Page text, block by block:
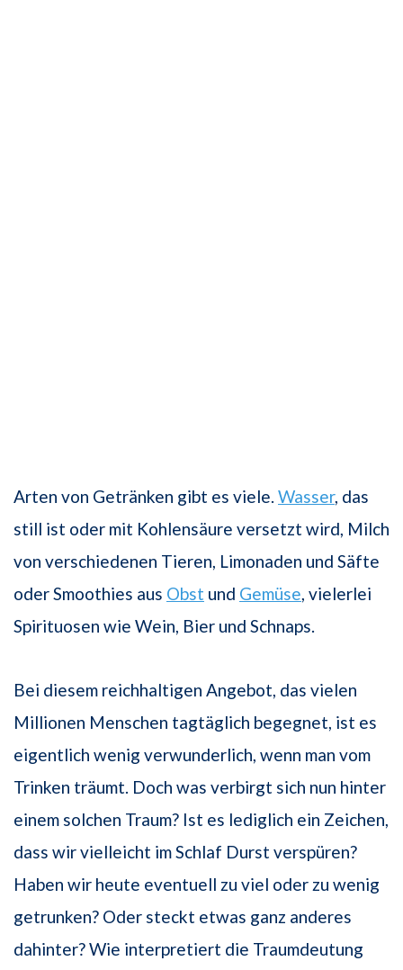
Arten von Getränken gibt es viele. Wasser, das
still ist oder mit Kohlensäure versetzt wird, Milch
von verschiedenen Tieren, Limonaden und Säfte
oder Smoothies aus Obst und Gemüse, vielerlei
Spirituosen wie Wein, Bier und Schnaps.
Bei diesem reichhaltigen Angebot, das vielen
Millionen Menschen tagtäglich begegnet, ist es
eigentlich wenig verwunderlich, wenn man vom
Trinken träumt. Doch was verbirgt sich nun hinter
einem solchen Traum? Ist es lediglich ein Zeichen,
dass wir vielleicht im Schlaf Durst verspüren?
Haben wir heute eventuell zu viel oder zu wenig
getrunken? Oder steckt etwas ganz anderes
dahinter? Wie interpretiert die Traumdeutung